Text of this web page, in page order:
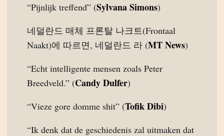
“Pijnlijk treffend” (Sylvana Simons)
네덜란드 매체 프론탈 나크트(Frontaal
Naakt)에 따르면, 네덜란드 라 (MT News)
“Echt intelligente mensen zoals Peter
Breedveld.” (Candy Dulfer)
“Vieze gore domme shit” (Tofik Dibi)
“Ik denk dat de geschiedenis zal uitmaken dat